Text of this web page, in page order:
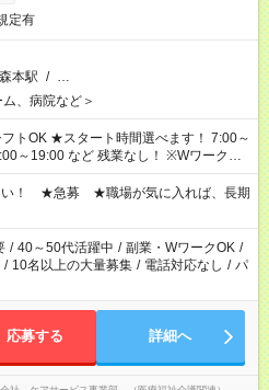
定有
森本駅 / …
、病院など＞
ます！ 7:00～
など 残業なし！ ※Wワークの
せ週40時間超の就業はご案内できませ
時間以上勤務は社会保険への加入対象
法（日雇い派遣の原則禁止）により、
ご案内が難しい場合があります
い！ ★急募 ★職場が気に入れば、長期
/ 40～50代活躍中 / 副業・WワークOK /
/ 10名以上の大量募集 / 電話対応なし / パ
応募する 詳細へ